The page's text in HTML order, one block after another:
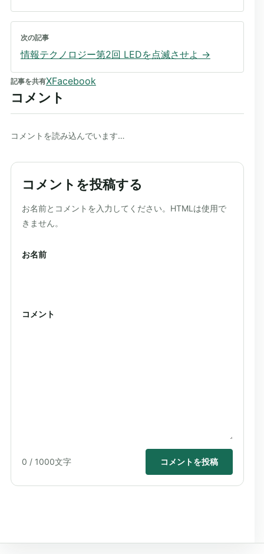
次の記事
情報テクノロジー第2回 LEDを点滅させよ →
記事を共有XFacebook
コメント
コメントを読み込んでいます…
コメントを投稿する
お名前とコメントを入力してください。HTMLは使用で
きません。
お名前
コメント
0 / 1000文字 コメントを投稿
ウェブサイト